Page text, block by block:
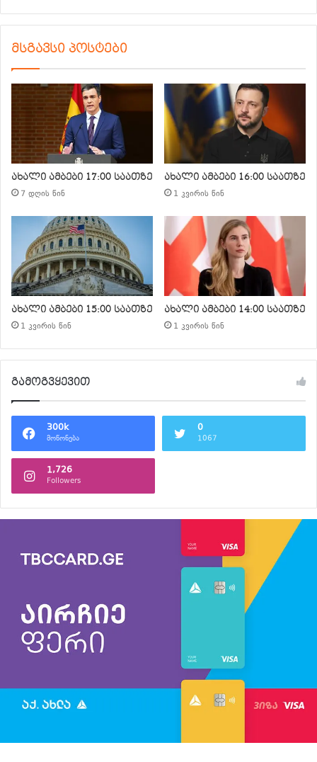
მსგავსი პოსტები
ახალი ამბები 17:00 საათზე
7 დღის წინ
ახალი ამბები 16:00 საათზე
1 კვირის წინ
ახალი ამბები 15:00 საათზე
1 კვირის წინ
ახალი ამბები 14:00 საათზე
1 კვირის წინ
გამოგვყევით
300k
მოწონება
0
1067
1,726
Followers